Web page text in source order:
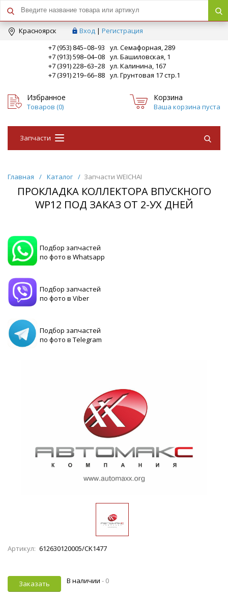
Краcноярск Вход | Регистрация
+7 (953) 845–08–93
ул. Семафорная, 289
+7 (913) 598–04–08 ул. Башиловская, 1
+7 (391) 228–63–28 ул. Калинина, 167
+7 (391) 219–66–88 ул. Грунтовая 17 стр.1
Избранное
Товаров (0)
Корзина
Ваша корзина пуста
Запчасти
Главная / Каталог / Запчасти WEICHAI
ПРОКЛАДКА КОЛЛЕКТОРА ВПУСКНОГО
WP12 ПОД ЗАКАЗ ОТ 2-УХ ДНЕЙ
Подбор запчастей
по фото в Whatsapp
Подбор запчастей
по фото в Viber
Подбор запчастей
по фото в Telegram
Артикул: 612630120005/CK1477
Заказать В наличии - 0